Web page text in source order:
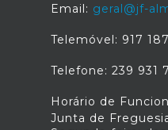
Email: geral@jf-
Telemóvel: 917
Telefone: 239 931
Horário de
Junta de